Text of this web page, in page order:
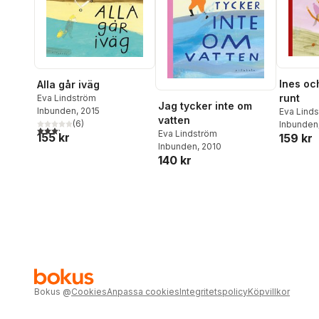
Akki Sidén,Elisabeth
Zetterholm
Alla går iväg
Eva Lindström
Inbunden, 2015
3,2utav 5 stjärnor. Totalt antal röster:
(6)
155 kr
Jag tycker inte om
vatten
Eva Lindström
Inbunden, 2010
140 kr
Ines
runt
Eva
Inbunden
159 kr
Bokus @CookiesAnpassa cookiesIntegritetspolicyKöpvillkor